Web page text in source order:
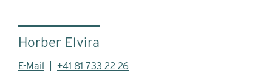
Horber Elvira
E-Mail +41 81 733 22 26